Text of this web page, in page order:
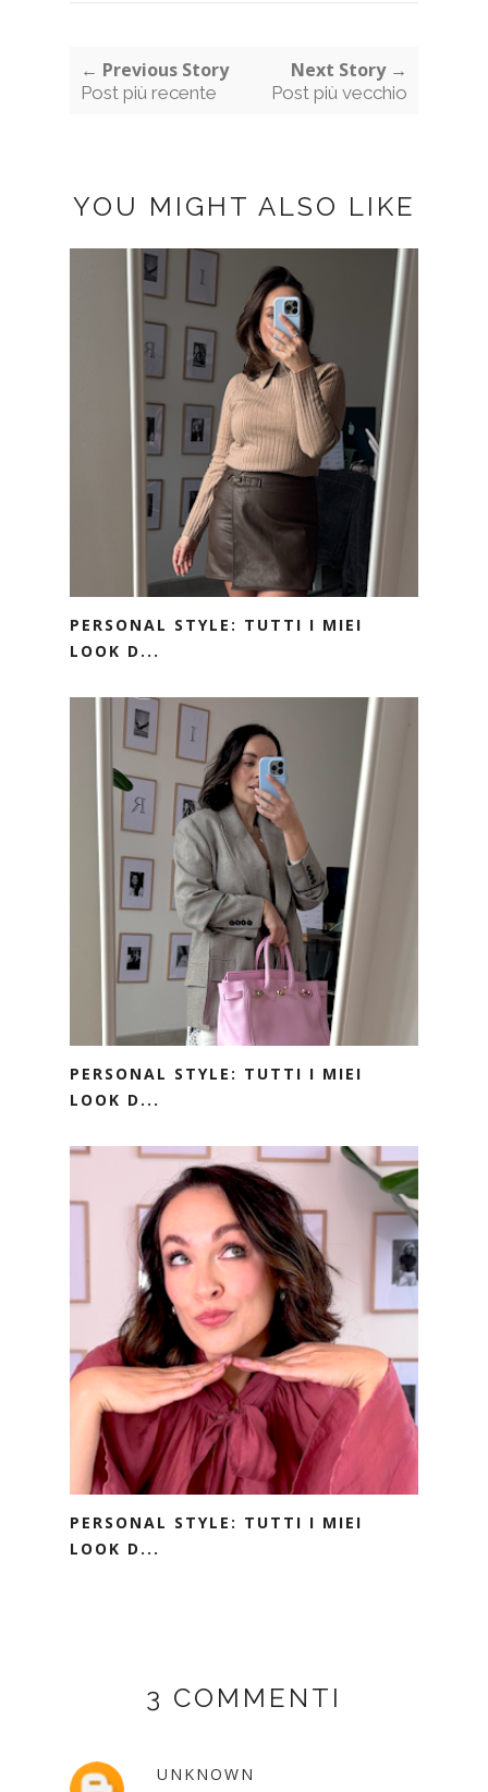
← Previous Story
Post più recente
Next Story →
Post più vecchio
YOU MIGHT ALSO LIKE
PERSONAL STYLE: TUTTI I MIEI
LOOK D...
PERSONAL STYLE: TUTTI I MIEI
LOOK D...
PERSONAL STYLE: TUTTI I MIEI
LOOK D...
3 COMMENTI
UNKNOWN